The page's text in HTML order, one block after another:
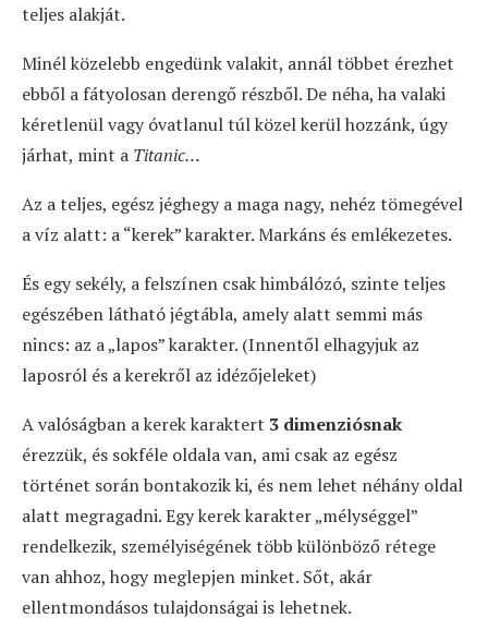
teljes alakját.
Minél közelebb engedünk valakit, annál többet érezhet
ebből a fátyolosan derengő részből. De néha, ha valaki
kéretlenül vagy óvatlanul túl közel kerül hozzánk, úgy
járhat, mint a Titanic…
Az a teljes, egész jéghegy a maga nagy, nehéz tömegével
a víz alatt: a “kerek” karakter. Markáns és emlékezetes.
És egy sekély, a felszínen csak himbálózó, szinte teljes
egészében látható jégtábla, amely alatt semmi más
nincs: az a „lapos” karakter. (Innentől elhagyjuk az
laposról és a kerekről az idézőjeleket)
A valóságban a kerek karaktert 3 dimenziósnak
érezzük, és sokféle oldala van, ami csak az egész
történet során bontakozik ki, és nem lehet néhány oldal
alatt megragadni. Egy kerek karakter „mélységgel”
rendelkezik, személyiségének több különböző rétege
van ahhoz, hogy meglepjen minket. Sőt, akár
ellentmondásos tulajdonságai is lehetnek.